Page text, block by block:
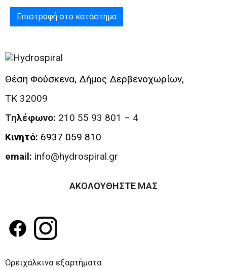
Επιστροφή στο κατάστημα
Θέση Φούσκενα, Δήμος Δερβενοχωρίων,
ΤΚ 32009
Τηλέφωνο: 210 55 93 801 – 4
Κινητό: 6937 059 810
email: info@hydrospiral.gr
ΑΚΟΛΟΥΘΗΣΤΕ ΜΑΣ
Ορειχάλκινα εξαρτήματα